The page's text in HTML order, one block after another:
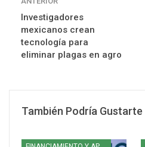
Investigadores
mexicanos crean
tecnología para
eliminar plagas en agro
También Podría Gustarte